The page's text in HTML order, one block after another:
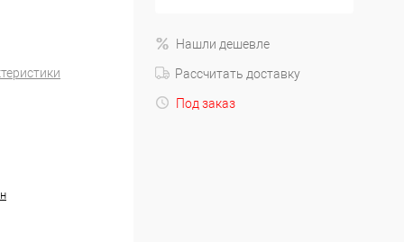
Нашли дешевле
Рассчитать доставку
Под заказ